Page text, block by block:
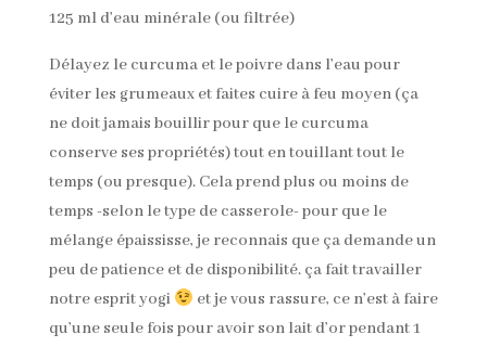
125 ml d’eau minérale (ou filtrée)
Délayez le curcuma et le poivre dans l’eau pour
éviter les grumeaux et faites cuire à feu moyen (ça
ne doit jamais bouillir pour que le curcuma
conserve ses propriétés) tout en touillant tout le
temps (ou presque). Cela prend plus ou moins de
temps -selon le type de casserole- pour que le
mélange épaississe, je reconnais que ça demande un
peu de patience et de disponibilité. ça fait travailler
notre esprit yogi
et je vous rassure, ce n’est à faire
qu’une seule fois pour avoir son lait d’or pendant 1